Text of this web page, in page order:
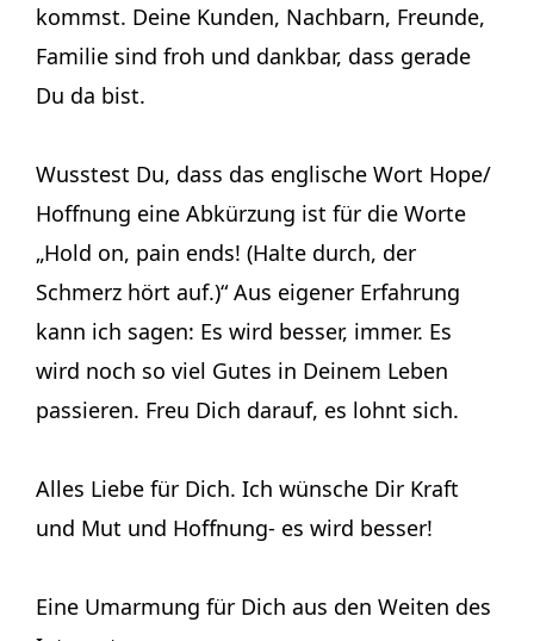
kommst. Deine Kunden, Nachbarn, Freunde,
Familie sind froh und dankbar, dass gerade
Du da bist.
Wusstest Du, dass das englische Wort Hope/
Hoffnung eine Abkürzung ist für die Worte
„Hold on, pain ends! (Halte durch, der
Schmerz hört auf.)“ Aus eigener Erfahrung
kann ich sagen: Es wird besser, immer. Es
wird noch so viel Gutes in Deinem Leben
passieren. Freu Dich darauf, es lohnt sich.
Alles Liebe für Dich. Ich wünsche Dir Kraft
und Mut und Hoffnung- es wird besser!
Eine Umarmung für Dich aus den Weiten des